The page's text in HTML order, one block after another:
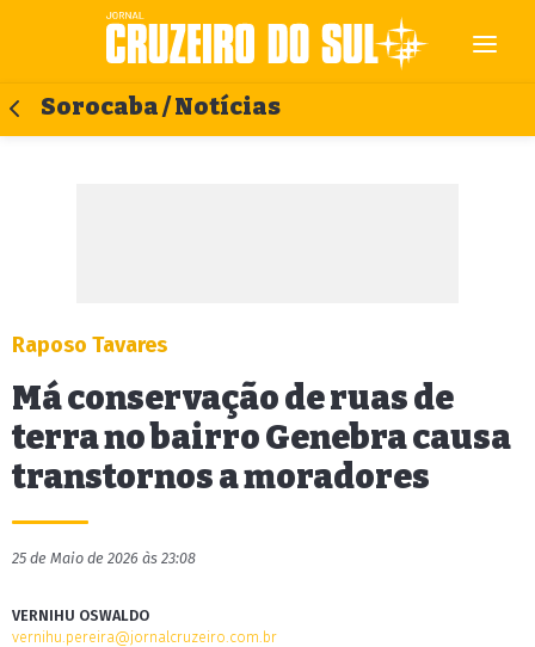
Sorocaba / Notícias
Raposo Tavares
Má conservação de ruas de
terra no bairro Genebra causa
transtornos a moradores
25 de Maio de 2026 às 23:08
VERNIHU OSWALDO
vernihu.pereira@jornalcruzeiro.com.br